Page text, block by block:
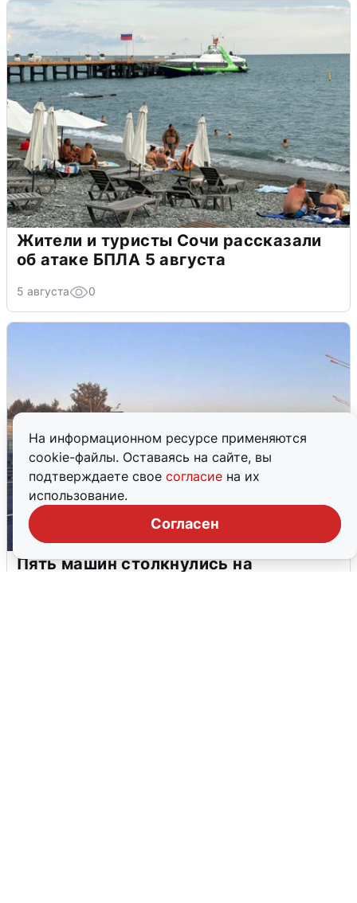
На информационном ресурсе применяются
cookie-файлы. Оставаясь на сайте, вы
подтверждаете свое согласие на их
использование.
Согласен
Жители и туристы Сочи рассказали
об атаке БПЛА 5 августа
5 августа 0
Пять машин столкнулись на